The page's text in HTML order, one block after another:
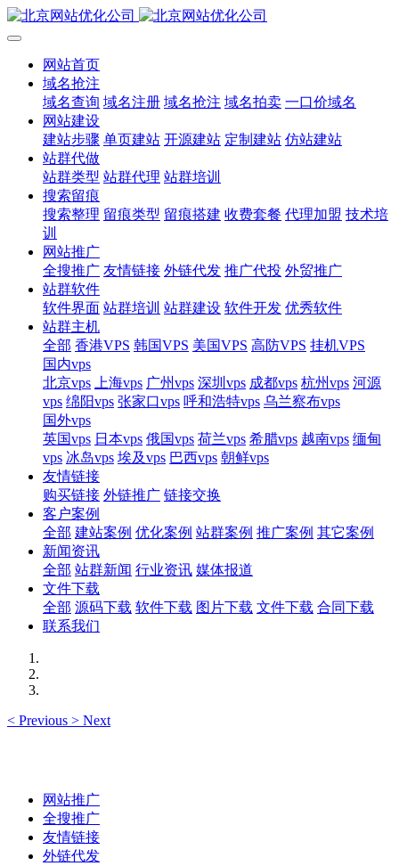
网站首页
域名抢注
域名查询 域名注册 域名抢注 域名拍卖 一口价域名
网站建设
建站步骤 单页建站 开源建站 定制建站 仿站建站
站群代做
站群类型 站群代理 站群培训
搜索留痕
搜索整理 留痕类型 留痕搭建 收费套餐 代理加盟 技术培
训
网站推广
全搜推广 友情链接 外链代发 推广代投 外贸推广
站群软件
软件界面 站群培训 站群建设 软件开发 优秀软件
站群主机
全部 香港VPS 韩国VPS 美国VPS 高防VPS 挂机VPS
国内vps
北京vps
上海vps 广州vps 深圳vps 成都vps 杭州vps 河源
vps 绵阳vps 张家口vps 呼和浩特vps 乌兰察布vps
国外vps
英国vps 日本vps 俄国vps 荷兰vps 希腊vps 越南vps 缅甸
vps 冰岛vps 埃及vps 巴西vps 朝鲜vps
友情链接
购买链接 外链推广 链接交换
客户案例
全部 建站案例 优化案例 站群案例 推广案例 其它案例
新闻资讯
全部 站群新闻 行业资讯 媒体报道
文件下载
全部 源码下载 软件下载 图片下载 文件下载 合同下载
联系我们
< Previous > Next
网站推广
全搜推广
友情链接
外链代发